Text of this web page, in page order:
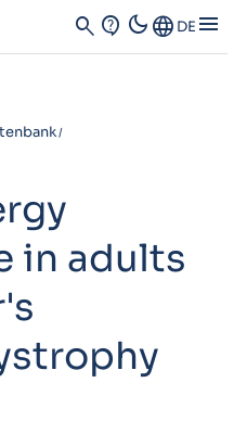
search contact_support dark_modeLanguage DE menu
in adults